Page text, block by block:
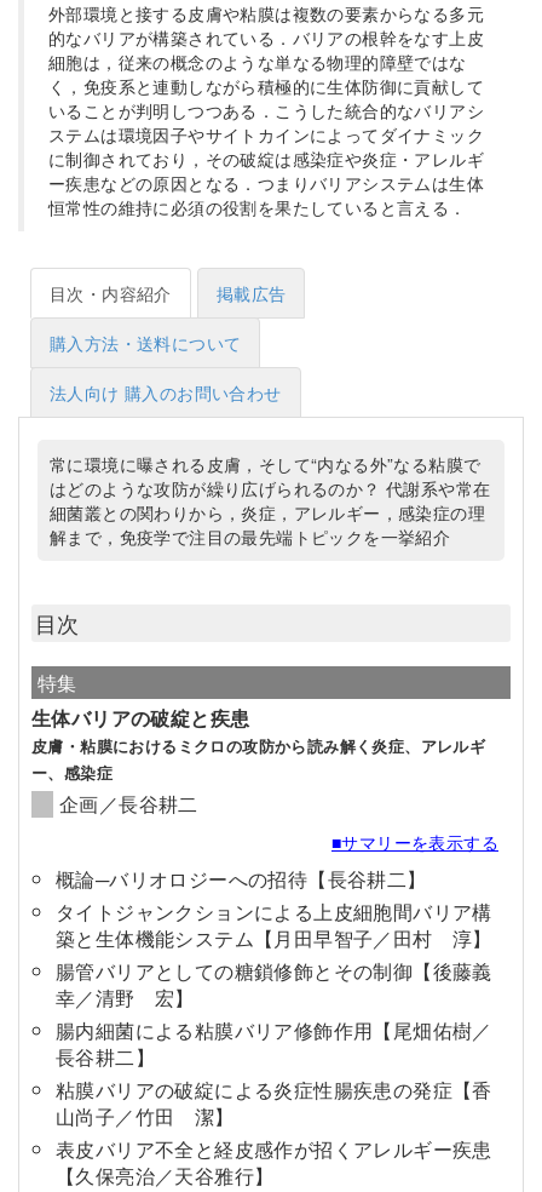
外部環境と接する皮膚や粘膜は複数の要素からなる多元
的なバリアが構築されている．バリアの根幹をなす上皮
細胞は，従来の概念のような単なる物理的障壁ではな
く，免疫系と連動しながら積極的に生体防御に貢献して
いることが判明しつつある．こうした統合的なバリアシ
ステムは環境因子やサイトカインによってダイナミック
に制御されており，その破綻は感染症や炎症・アレルギ
ー疾患などの原因となる．つまりバリアシステムは生体
恒常性の維持に必須の役割を果たしていると言える．
目次・内容紹介 掲載広告
購入方法・送料について
法人向け 購入のお問い合わせ
常に環境に曝される皮膚，そして“内なる外”なる粘膜で
はどのような攻防が繰り広げられるのか？ 代謝系や常在
細菌叢との関わりから，炎症，アレルギー，感染症の理
解まで，免疫学で注目の最先端トピックを一挙紹介
目次
特集
生体バリアの破綻と疾患
皮膚・粘膜におけるミクロの攻防から読み解く炎症、アレルギ
ー、感染症
企画／長谷耕二
■サマリーを表示する
概論─バリオロジーへの招待【長谷耕二】
タイトジャンクションによる上皮細胞間バリア構
築と生体機能システム【月田早智子／田村 淳】
腸管バリアとしての糖鎖修飾とその制御【後藤義
幸／清野 宏】
腸内細菌による粘膜バリア修飾作用【尾畑佑樹／
長谷耕二】
粘膜バリアの破綻による炎症性腸疾患の発症【香
山尚子／竹田 潔】
表皮バリア不全と経皮感作が招くアレルギー疾患
【久保亮治／天谷雅行】